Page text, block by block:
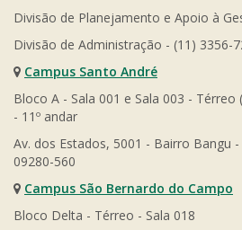
Divisão de Planejamento e Apoio à
Divisão de Administração - (11) 3356-
Campus Santo André
Bloco A - Sala 001 e Sala 003 -
- 11º andar
Av. dos Estados, 5001 - Bairro Bangu -
09280-560
Campus São Bernardo do Campo
Bloco Delta - Térreo - Sala 018